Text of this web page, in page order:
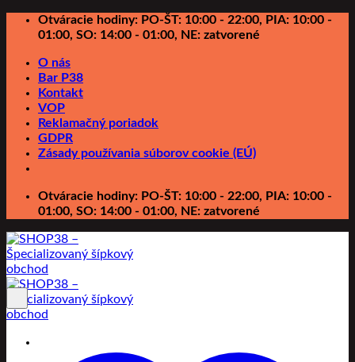
PreskočiťOtváracie hodiny: PO-ŠT: 10:00 - 22:00, PIA: 10:00 -
01:00, SO: 14:00 - 01:00, NE: zatvorené
O nás
Bar P38
Kontakt
VOP
Reklamačný poriadok
GDPR
Zásady používania súborov cookie (EÚ)
Otváracie hodiny: PO-ŠT: 10:00 - 22:00, PIA: 10:00 -
01:00, SO: 14:00 - 01:00, NE: zatvorené